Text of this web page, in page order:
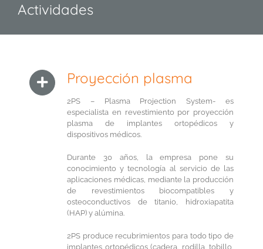
Actividades
Proyección plasma
2PS – Plasma Projection System- es
especialista en revestimiento por proyección
plasma de implantes ortopédicos y
dispositivos médicos.
Durante 30 años, la empresa pone su
conocimiento y tecnología al servicio de las
aplicaciones médicas, mediante la producción
de revestimientos biocompatibles y
osteoconductivos de titanio, hidroxiapatita
(HAP) y alúmina.
2PS produce recubrimientos para todo tipo de
implantes ortopédicos (cadera, rodilla, tobillo,